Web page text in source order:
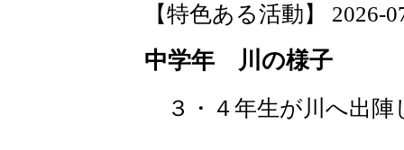
【特色ある活動】 2026-
中学年 川の様子
３・４年生が川へ出陣